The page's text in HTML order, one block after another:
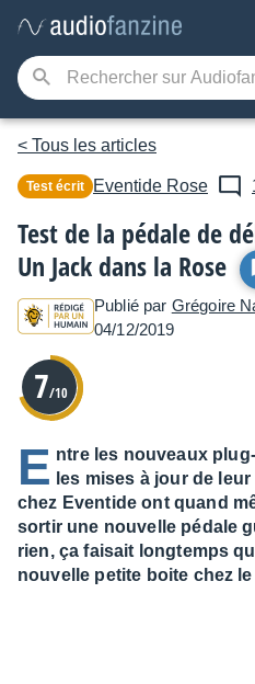
< Tous les articles
Test écrit Eventide Rose
Test de la pédale de
Un Jack dans la Rose
Publié par Grégoire
04/12/2019
7/10
E ntre les nouveaux
les mises à jour de
chez Eventide ont quand
sortir une nouvelle pédale
rien, ça faisait longtemps
nouvelle petite boite chez